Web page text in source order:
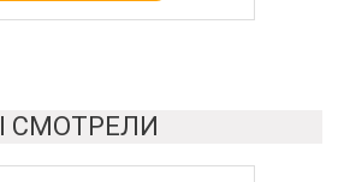
СМОТРЕЛИ